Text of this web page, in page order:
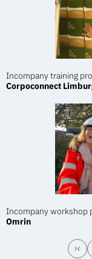
Incompany training
Corpoconnect
Incompany workshop
Omrin